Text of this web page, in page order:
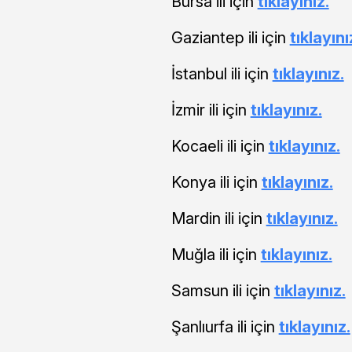
Gaziantep ili için
İstanbul ili için tıklayınız.
İzmir ili için tıklayınız.
Kocaeli ili için tıklayınız.
Konya ili için tıklayınız.
Mardin ili için tıklayınız.
Muğla ili için tıklayınız.
Samsun ili için tıklayınız.
Şanlıurfa ili için tıklayınız.